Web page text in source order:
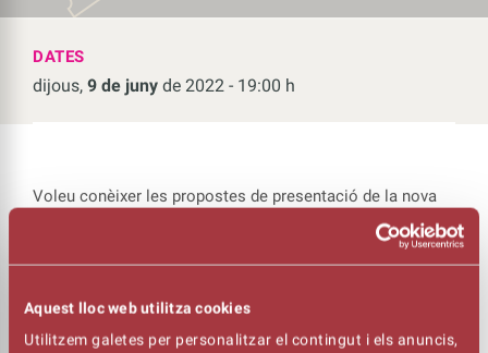
Aquest lloc web utilitza cookies
Utilitzem galetes per personalitzar el contingut i els anuncis,
DATES
dijous, 9 de juny de 2022 - 19:00 h
Voleu conèixer les propostes de presentació de la nova
Dijous, 9de juny a les 19h us explicarem tots els detalls
actuacions en directe, entrevistes, sortejos, vídeos... i
moltes sorpreses!